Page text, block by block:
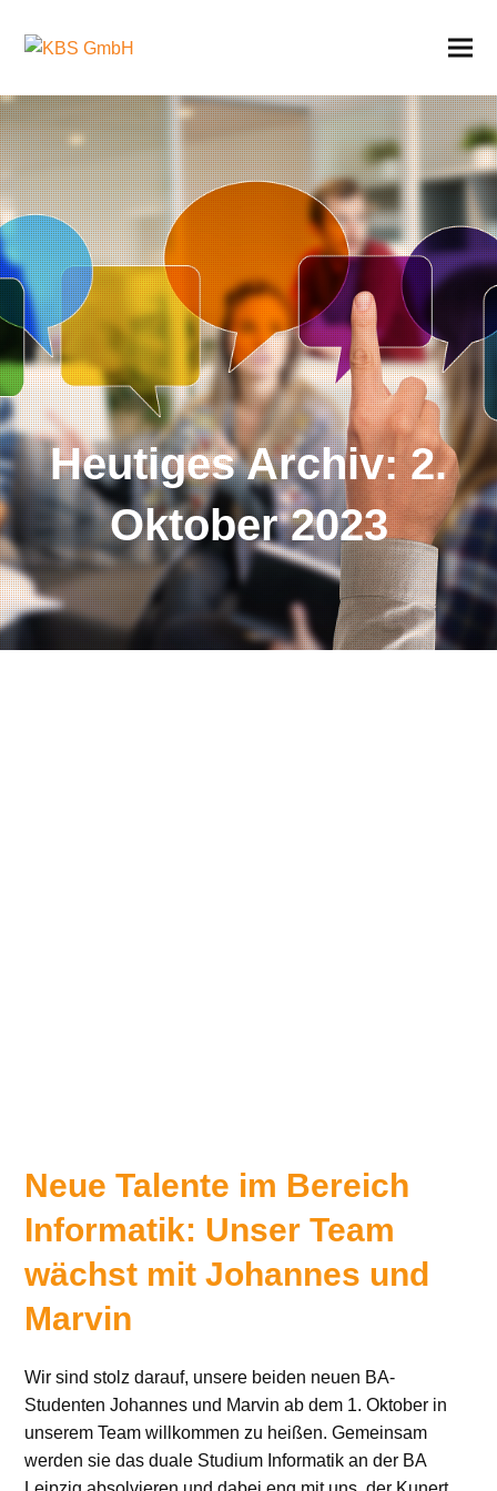
Heutiges Archiv: 2.
Oktober 2023
Neue Talente im Bereich
Informatik: Unser Team
wächst mit Johannes und
Marvin
Wir sind stolz darauf, unsere beiden neuen BA-
Studenten Johannes und Marvin ab dem 1. Oktober in
unserem Team willkommen zu heißen. Gemeinsam
werden sie das duale Studium Informatik an der BA